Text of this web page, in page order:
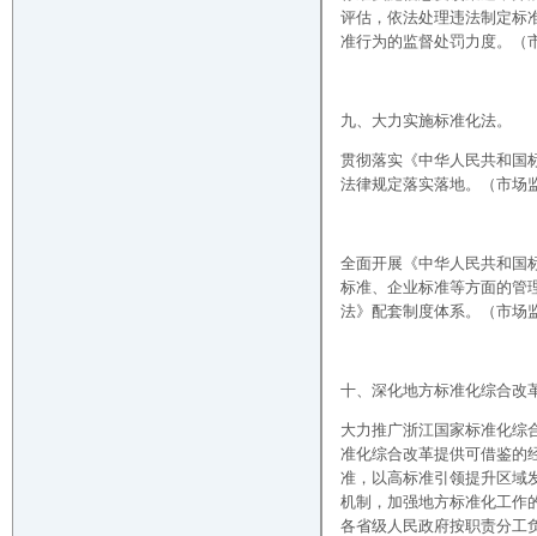
评估，依法处理违法制定标
准行为的监督处罚力度。（
九、大力实施标准化法。
贯彻落实《中华人民共和国
法律规定落实落地。（市场
全面开展《中华人民共和国
标准、企业标准等方面的管
法》配套制度体系。（市场
十、深化地方标准化综合改
大力推广浙江国家标准化综
准化综合改革提供可借鉴的
准，以高标准引领提升区域
机制，加强地方标准化工作
各省级人民政府按职责分工